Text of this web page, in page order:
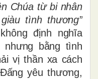
Chúa từ bi nhân
tình thương”
định nghĩa
nhưng bằng tình
vị thần xa cách
yêu thương,